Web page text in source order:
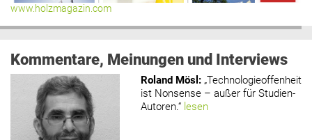
www.holzmagazin.com
Kommentare, Meinungen und Interviews
Roland Mösl : „Technologieoffenheit
ist Nonsense – außer für Studien-
Autoren.“ lesen